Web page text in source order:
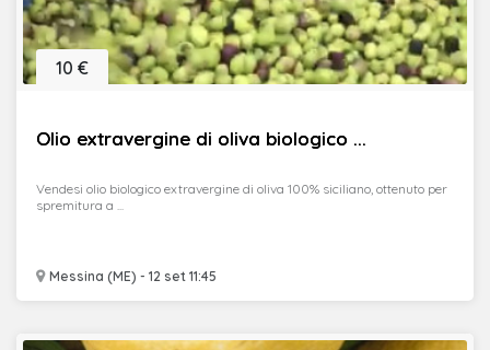
Olio extravergine di oliva biologico ...
Messina (ME) - 12 set 11:45
10 €
Vendesi olio biologico extravergine di oliva 100% siciliano, ottenuto per
spremitura a ...